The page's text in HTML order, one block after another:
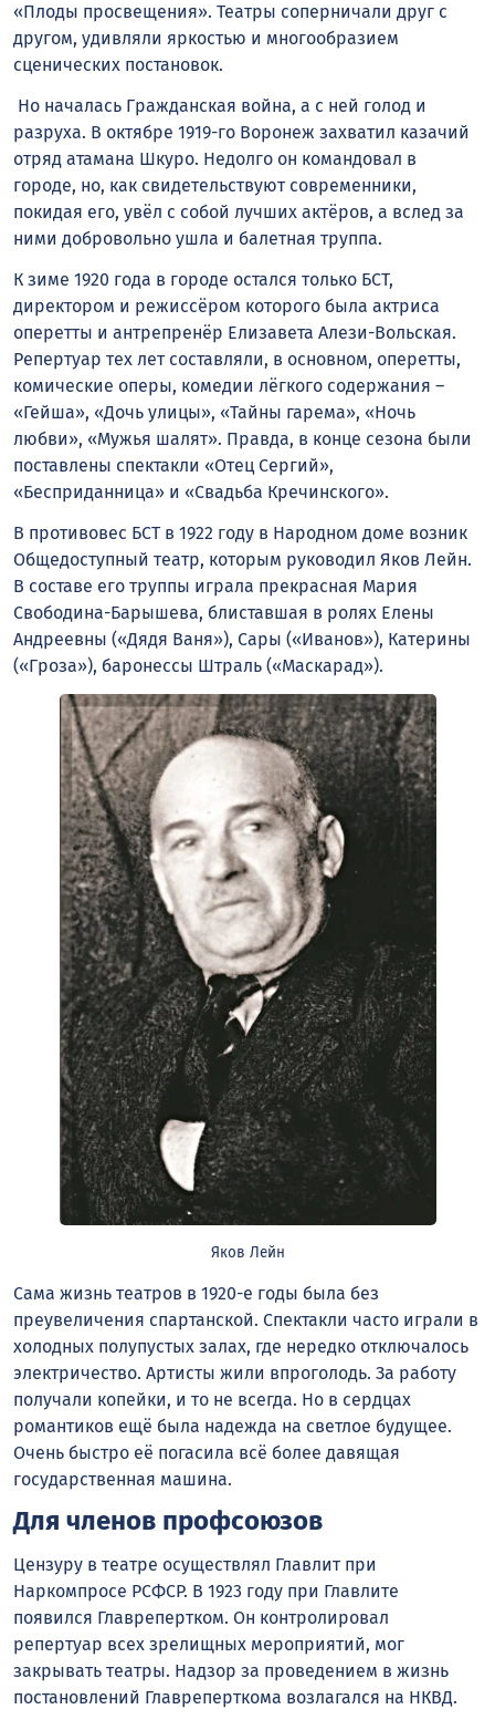
«Плоды просвещения». Театры соперничали друг с
другом, удивляли яркостью и многообразием
сценических постановок.
Но началась Гражданская война, а с ней голод и
разруха. В октябре 1919-го Воронеж захватил казачий
отряд атамана Шкуро. Недолго он командовал в
городе, но, как свидетельствуют современники,
покидая его, увёл с собой лучших актёров, а вслед за
ними добровольно ушла и балетная труппа.
К зиме 1920 года в городе остался только БСТ,
директором и режиссёром которого была актриса
оперетты и антрепренёр Елизавета Алези-Вольская.
Репертуар тех лет составляли, в основном, оперетты,
комические оперы, комедии лёгкого содержания –
«Гейша», «Дочь улицы», «Тайны гарема», «Ночь
любви», «Мужья шалят». Правда, в конце сезона были
поставлены спектакли «Отец Сергий»,
«Бесприданница» и «Свадьба Кречинского».
В противовес БСТ в 1922 году в Народном доме возник
Общедоступный театр, которым руководил Яков Лейн.
В составе его труппы играла прекрасная Мария
Свободина-Барышева, блиставшая в ролях Елены
Андреевны («Дядя Ваня»), Сары («Иванов»), Катерины
(«Гроза»), баронессы Штраль («Маскарад»).
Яков Лейн
Сама жизнь театров в 1920-е годы была без
преувеличения спартанской. Спектакли часто играли в
холодных полупустых залах, где нередко отключалось
электричество. Артисты жили впроголодь. За работу
получали копейки, и то не всегда. Но в сердцах
романтиков ещё была надежда на светлое будущее.
Очень быстро её погасила всё более давящая
государственная машина.
Для членов профсоюзов
Цензуру в театре осуществлял Главлит при
Наркомпросе РСФСР. В 1923 году при Главлите
появился Главрепертком. Он контролировал
репертуар всех зрелищных мероприятий, мог
закрывать театры. Надзор за проведением в жизнь
постановлений Главреперткома возлагался на НКВД.